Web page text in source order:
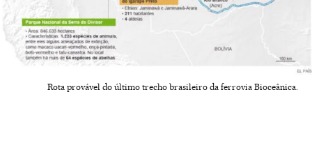
Rota provável do último trecho brasileiro da ferrovia Bioceânica.